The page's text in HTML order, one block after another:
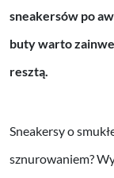
sneakersów po
buty warto
resztą.
Sneakersy o
sznurowaniem?